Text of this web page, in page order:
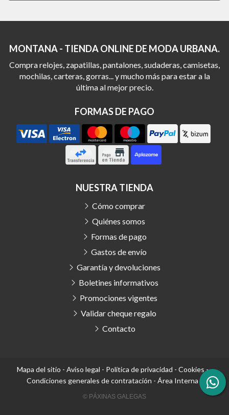
MONTANA - TIENDA ONLINE DE MODA URBANA.
Compra relojes, zapatillas, pantalones, sudaderas, camisetas,
mochilas, carteras, gorras... y mucho más para estar a la
última al mejor precio.
FORMAS DE PAGO
NUESTRA TIENDA
Cómo comprar
Quiénes somos
Formas de pago
Gastos de envío
Garantía y devoluciones
Boletines informativos
Promociones vigentes
Validar cheque regalo
Contacto
Mapa del sitio - Aviso legal - Política de privacidad - Cookies-
Condiciones generales de contratación - Área Interna
© PÁXINAS GALEGAS